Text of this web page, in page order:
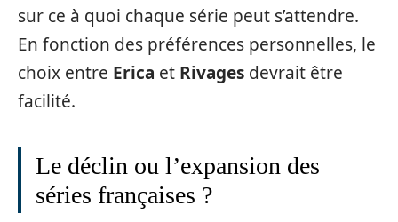
sur ce à quoi chaque série peut s’attendre.
En fonction des préférences personnelles, le
choix entre Erica et Rivages devrait être
facilité.
Le déclin ou l’expansion des
séries françaises ?